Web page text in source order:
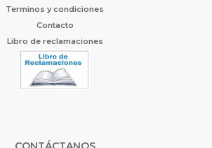
Terminos y condiciones
Contacto
Libro de reclamaciones